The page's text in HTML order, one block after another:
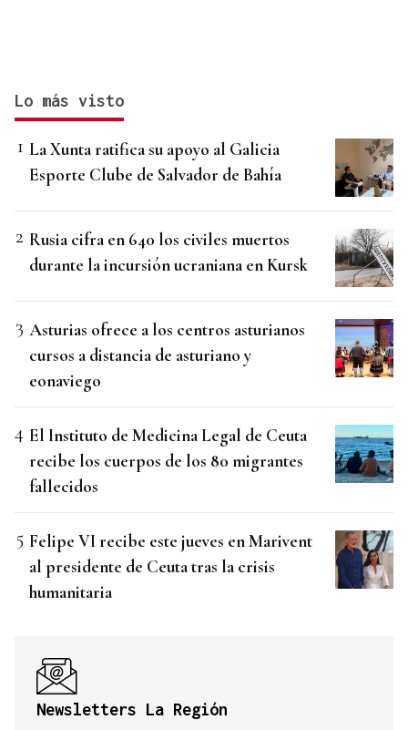
Lo más visto
La Xunta ratifica su apoyo al Galicia
Esporte Clube de Salvador de Bahía
Rusia cifra en 640 los civiles muertos
durante la incursión ucraniana en Kursk
Asturias ofrece a los centros asturianos
cursos a distancia de asturiano y
eonaviego
El Instituto de Medicina Legal de Ceuta
recibe los cuerpos de los 80 migrantes
fallecidos
Felipe VI recibe este jueves en Marivent
al presidente de Ceuta tras la crisis
humanitaria
Newsletters La Región